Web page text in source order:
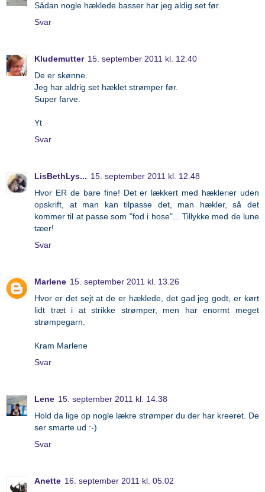
Sådan nogle hæklede basser har jeg aldig set før.
Svar
Kludemutter 15. september 2011 kl. 12.40
De er skønne.
Jeg har aldrig set hæklet strømper før.
Super farve.
Yt
Svar
LisBethLys... 15. september 2011 kl. 12.48
Hvor ER de bare fine! Det er lækkert med hæklerier uden
opskrift, at man kan tilpasse det, man hækler, så det
kommer til at passe som "fod i hose"... Tillykke med de lune
tæer!
Svar
Marlene 15. september 2011 kl. 13.26
Hvor er det sejt at de er hæklede, det gad jeg godt, er kørt
lidt træt i at strikke strømper, men har enormt meget
strømpegarn.
Kram Marlene
Svar
Lene 15. september 2011 kl. 14.38
Hold da lige op nogle lækre strømper du der har kreeret. De
ser smarte ud :-)
Svar
Anette 16. september 2011 kl. 05.02